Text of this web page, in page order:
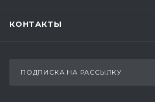
КОНТАКТЫ
ПОДПИСКА НА РАССЫЛКУ